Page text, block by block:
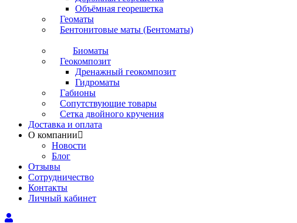
Объёмная георешетка
Геоматы
Бентонитовые маты (Бентоматы)
Биоматы
Геокомпозит
Дренажный геокомпозит
Гидроматы
Габионы
Сопутствующие товары
Сетка двойного кручения
Доставка и оплата
О компании
Новости
Блог
Отзывы
Сотрудничество
Контакты
Личный кабинет